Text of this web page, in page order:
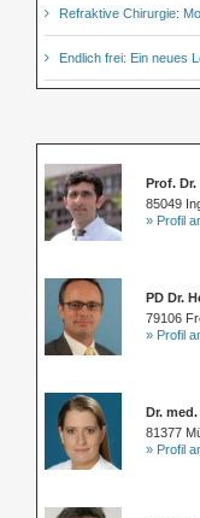
Refraktive Chirurgie:
Endlich frei: Ein neues
Prof.
85049
» Profil
PD Dr.
79106
» Profil
Dr.
81377
» Profil